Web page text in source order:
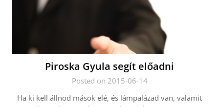
Piroska Gyula segít előadni
Posted on 2015-06-14
Ha ki kell állnod mások elé, és lámpalázad van, valamit